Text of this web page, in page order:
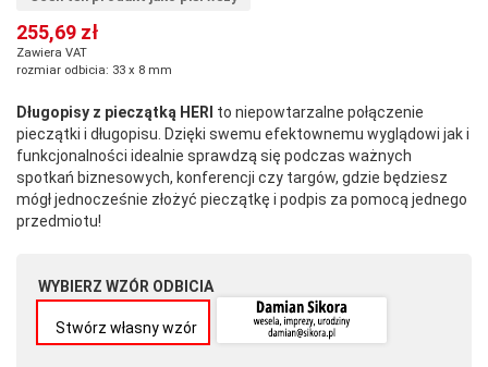
galerii
255,69 zł
Zawiera VAT
rozmiar odbicia: 33 x 8 mm
Długopisy z pieczątką HERI to niepowtarzalne połączenie
pieczątki i długopisu. Dzięki swemu efektownemu wyglądowi jak i
funkcjonalności idealnie sprawdzą się podczas ważnych
spotkań biznesowych, konferencji czy targów, gdzie będziesz
mógł jednocześnie złożyć pieczątkę i podpis za pomocą jednego
przedmiotu!
WYBIERZ WZÓR ODBICIA
Stwórz własny wzór